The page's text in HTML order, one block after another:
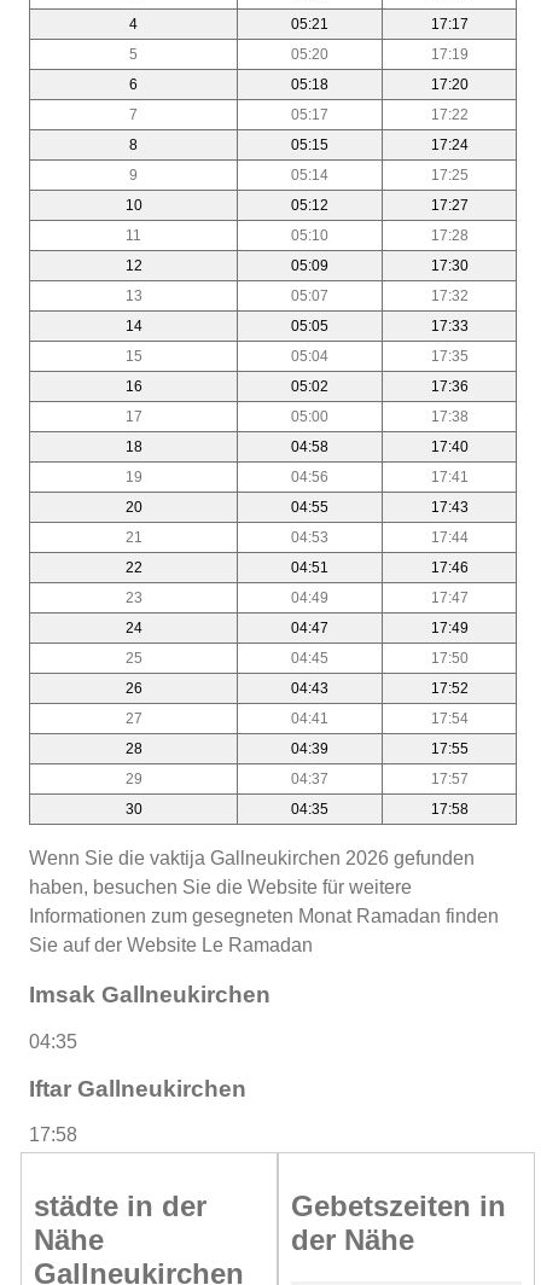
4
05:21
17:17
5
05:20
17:19
6
05:18
17:20
7
05:17
17:22
8
05:15
17:24
9
05:14
17:25
10
05:12
17:27
11
05:10
17:28
12
05:09
17:30
13
05:07
17:32
14
05:05
17:33
15
05:04
17:35
16
05:02
17:36
17
05:00
17:38
18
04:58
17:40
19
04:56
17:41
20
04:55
17:43
21
04:53
17:44
22
04:51
17:46
23
04:49
17:47
24
04:47
17:49
25
04:45
17:50
26
04:43
17:52
27
04:41
17:54
28
04:39
17:55
29
04:37
17:57
30
04:35 17:58
Wenn Sie die vaktija Gallneukirchen 2026 gefunden
haben, besuchen Sie die Website für weitere
Informationen zum gesegneten Monat Ramadan finden
Sie auf der Website Le Ramadan
Imsak Gallneukirchen
04:35
Iftar Gallneukirchen
17:58
städte in der
Nähe
Gallneukirchen
Gebetszeiten in
der Nähe